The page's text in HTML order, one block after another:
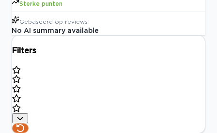
Sterke punten
Gebaseerd op reviews
No AI summary available
Filters